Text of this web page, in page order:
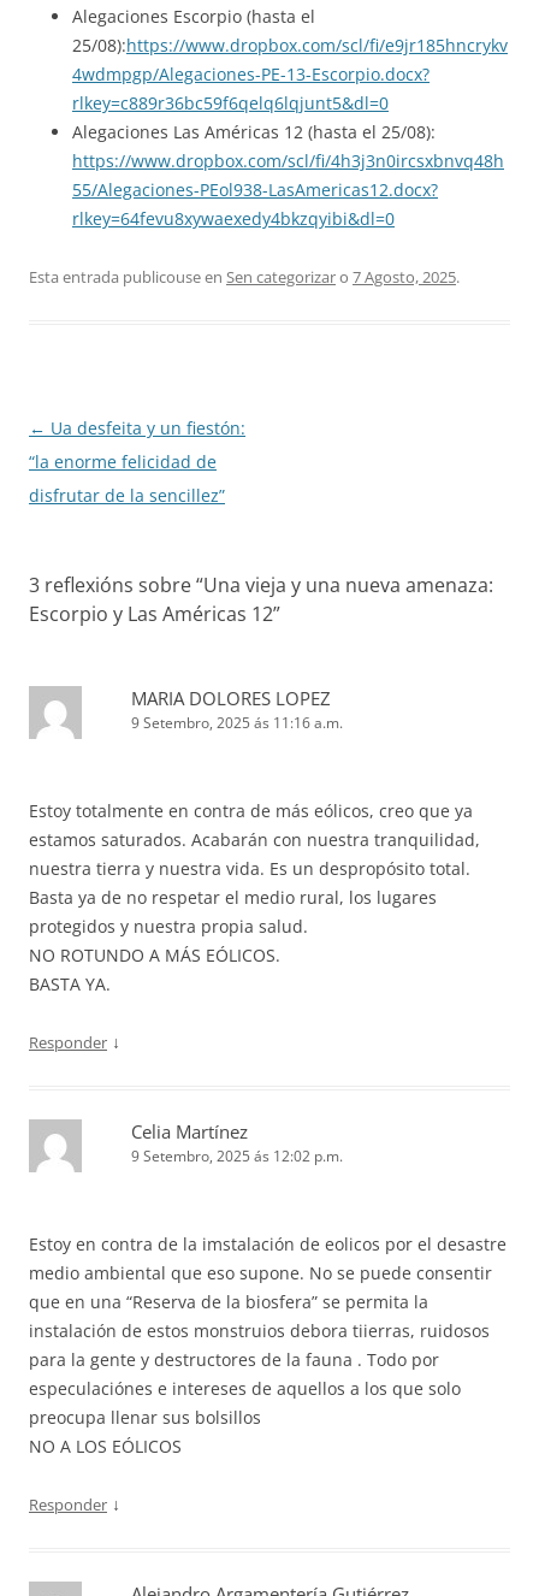
Alegaciones Escorpio (hasta el
25/08):https://www.dropbox.com/scl/fi/e9jr185hncrykv
4wdmpgp/Alegaciones-PE-13-Escorpio.docx?
rlkey=c889r36bc59f6qelq6lqjunt5&dl=0
Alegaciones Las Américas 12 (hasta el 25/08):
https://www.dropbox.com/scl/fi/4h3j3n0ircsxbnvq48h
55/Alegaciones-PEol938-LasAmericas12.docx?
rlkey=64fevu8xywaexedy4bkzqyibi&dl=0
Esta entrada publicouse en Sen categorizaro 7 Agosto, 2025.
Navegación
de
artigos
← Ua desfeita y un fiestón:
“la enorme felicidad de
disfrutar de la sencillez”
3 reflexións sobre “Una vieja y una nueva amenaza:
Escorpio y Las Américas 12”
MARIA DOLORES LOPEZ
9 Setembro, 2025 ás 11:16 a.m.
Estoy totalmente en contra de más eólicos, creo que ya
estamos saturados. Acabarán con nuestra tranquilidad,
nuestra tierra y nuestra vida. Es un despropósito total.
Basta ya de no respetar el medio rural, los lugares
protegidos y nuestra propia salud.
NO ROTUNDO A MÁS EÓLICOS.
BASTA YA.
Responder ↓
Celia Martínez
9 Setembro, 2025 ás 12:02 p.m.
Estoy en contra de la imstalación de eolicos por el desastre
medio ambiental que eso supone. No se puede consentir
que en una “Reserva de la biosfera” se permita la
instalación de estos monstruios debora tiierras, ruidosos
para la gente y destructores de la fauna . Todo por
especulaciónes e intereses de aquellos a los que solo
preocupa llenar sus bolsillos
NO A LOS EÓLICOS
Responder ↓